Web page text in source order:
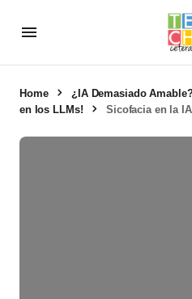
Home
¿IA Demasiado
en los LLMs!
Sicofacia en la IA